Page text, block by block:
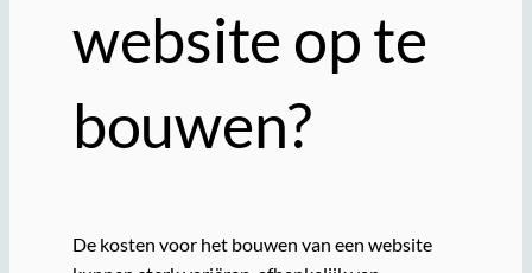
website op te
bouwen?
De kosten voor het bouwen van een website